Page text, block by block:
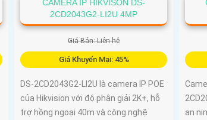
CAMERA IP HIKVISON DS-
2CD2043G2-LI2U 4MP
Giá Bán: Liên hệ
Giá Khuyến Mại: 45%
DS-2CD2043G2-LI2U là camera IP POE
của Hikvision với độ phân giải 2K+, hỗ
trợ hồng ngoại 40m và công nghệ
an